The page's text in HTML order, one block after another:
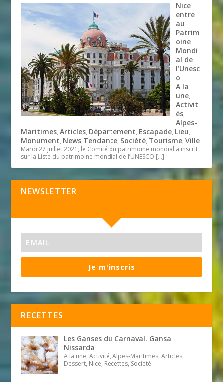
Nice
entre
au
Patrim
oine
Mondi
al de
l’Unesc
o
A la
une,
Activit
és,
Alpes-
Maritimes,Articles, Département, Escapade, Lieu,
Monument, News Tendance, Société, Tourisme,Ville
Mardi 27 juillet 2021, le Comité du patrimoine mondial a inscrit
sur la Liste du patrimoine mondial de l’UNESCO […]
NEWSLETTER
Je m'inscris
RECETTES
Les Ganses du Carnaval. Gansa
Nissarda
A la une, Activité, Alpes-Maritimes, Articles,
Dessert, Nice, Recettes, Société